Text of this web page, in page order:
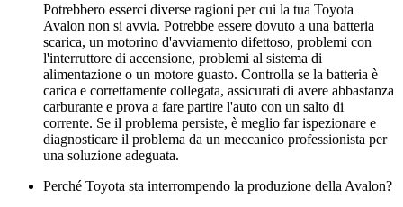
Potrebbero esserci diverse ragioni per cui la tua Toyota
Avalon non si avvia. Potrebbe essere dovuto a una batteria
scarica, un motorino d'avviamento difettoso, problemi con
l'interruttore di accensione, problemi al sistema di
alimentazione o un motore guasto. Controlla se la batteria è
carica e correttamente collegata, assicurati di avere abbastanza
carburante e prova a fare partire l'auto con un salto di
corrente. Se il problema persiste, è meglio far ispezionare e
diagnosticare il problema da un meccanico professionista per
una soluzione adeguata.
Perché Toyota sta interrompendo la produzione della Avalon?